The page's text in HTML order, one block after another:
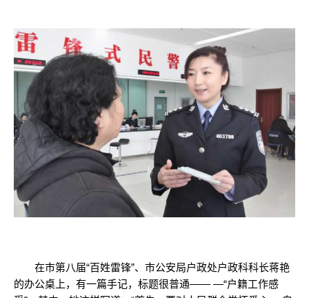
在市第八届“百姓雷锋”、市公安局户政处户政科科长蒋艳
的办公桌上，有一篇手记，标题很普通—— —“户籍工作感